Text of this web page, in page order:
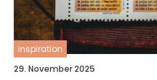
inspiration
29. November 2025